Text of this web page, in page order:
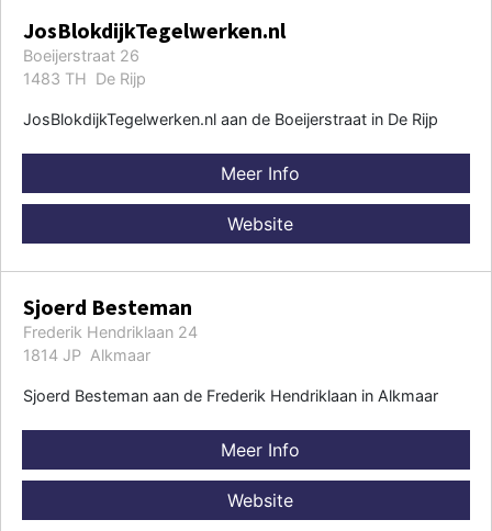
JosBlokdijkTegelwerken.nl
Boeijerstraat 26
1483 TH De Rijp
JosBlokdijkTegelwerken.nl aan de Boeijerstraat in De Rijp
Meer Info
Website
Sjoerd Besteman
Frederik Hendriklaan 24
1814 JP Alkmaar
Sjoerd Besteman aan de Frederik Hendriklaan in Alkmaar
Meer Info
Website